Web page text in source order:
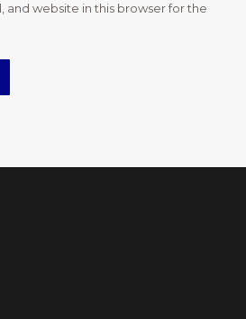
and website in this browser for the